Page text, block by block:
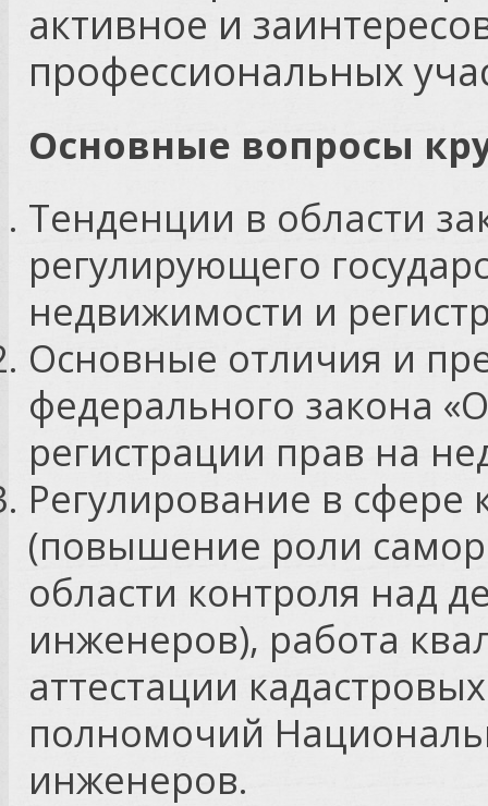
активное и
профессиональных
Основные вопросы
Тенденции в области
регулирующего
недвижимости и
Основные отличия и
федерального закона
регистрации прав на
Регулирование в сфере
(повышение роли
области контроля над
инженеров), работа
аттестации
полномочий
инженеров.